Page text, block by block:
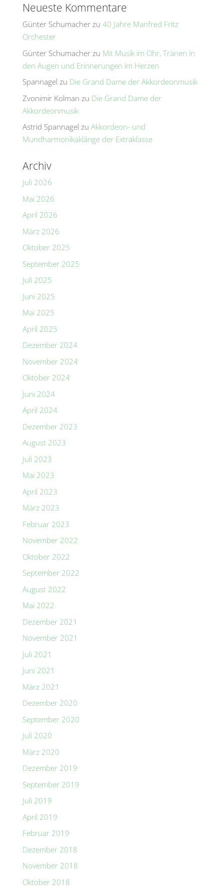
Neueste Kommentare
Günter Schumacherzu 40 Jahre Manfred Fritz
Orchester
Günter Schumacherzu Mit Musik im Ohr, Tränen in
den Augen und Erinnerungen im Herzen
Spannagel zu Die Grand Dame der Akkordeonmusik
Zvonimir Kolman zu Die Grand Dame der
Akkordeonmusik
Astrid Spannagel zu Akkordeon- und
Mundharmonikaklänge der Extraklasse
Archiv
Juli 2026
Mai 2026
April 2026
März 2026
Oktober 2025
September 2025
Juli 2025
Juni 2025
Mai 2025
April 2025
Dezember 2024
November 2024
Oktober 2024
Juni 2024
April 2024
Dezember 2023
August 2023
Juli 2023
Mai 2023
April 2023
März 2023
Februar 2023
November 2022
Oktober 2022
September 2022
August 2022
Mai 2022
Dezember 2021
November 2021
Juli 2021
Juni 2021
März 2021
Dezember 2020
September 2020
Juli 2020
März 2020
Dezember 2019
September 2019
Juli 2019
April 2019
Februar 2019
Dezember 2018
November 2018
Oktober 2018